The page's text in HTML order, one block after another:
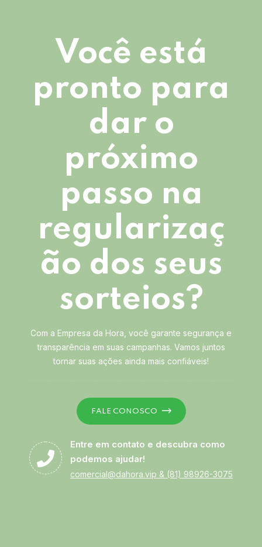
Você está
pronto para
dar o
próximo
passo na
regularizaç
ão dos seus
sorteios?
Com a Empresa da Hora, você garante segurança e
transparência em suas campanhas. Vamos juntos
tornar suas ações ainda mais confiáveis!
FALE CONOSCO
Entre em contato e descubra como
podemos ajudar!
comercial@dahora.vip & (81) 98926-3075